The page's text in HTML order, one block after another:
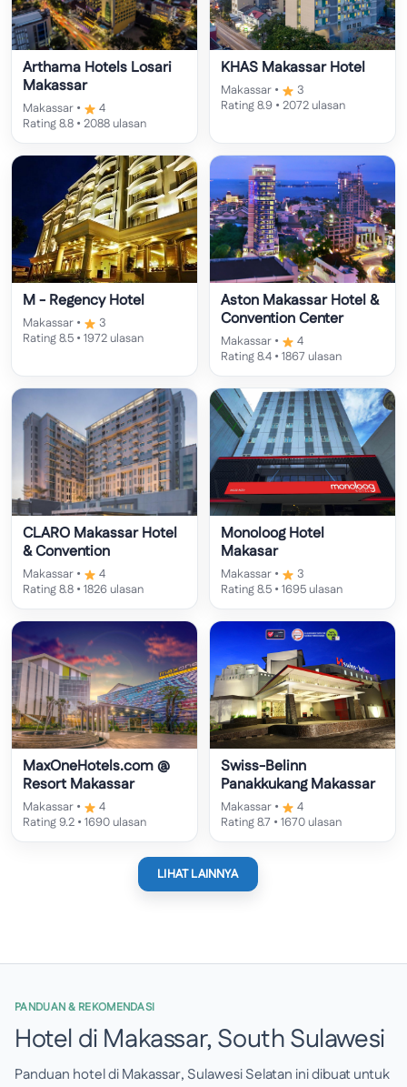
Arthama Hotels Losari
Makassar
Makassar •
4
Rating 8.8 • 2088 ulasan
KHAS Makassar Hotel
Makassar •
3
Rating 8.9 • 2072 ulasan
M - Regency Hotel
Makassar •
3
Rating 8.5 • 1972 ulasan
Aston Makassar Hotel &
Convention Center
Makassar •
4
Rating 8.4 • 1867 ulasan
CLARO Makassar Hotel
& Convention
Makassar •
4
Rating 8.8 • 1826 ulasan
Monoloog Hotel
Makasar
Makassar •
3
Rating 8.5 • 1695 ulasan
MaxOneHotels.com @
Resort Makassar
Makassar •
4
Rating 9.2 • 1690 ulasan
Swiss-Belinn
Panakkukang Makassar
Makassar •
4
Rating 8.7 • 1670 ulasan
LIHAT LAINNYA
PANDUAN & REKOMENDASI
Hotel di Makassar, South Sulawesi
Panduan hotel di Makassar, Sulawesi Selatan ini dibuat untuk